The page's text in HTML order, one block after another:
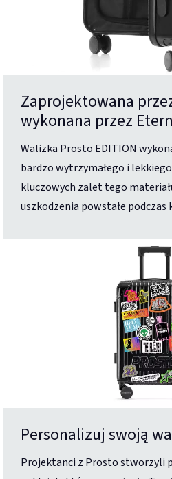
Zaprojektowana
wykonana przez
Walizka Prosto EDITION
bardzo wytrzymałego i
kluczowych zalet tego
uszkodzenia powstałe podczas
Personalizuj swoją
Projektanci z Prosto stworzyli